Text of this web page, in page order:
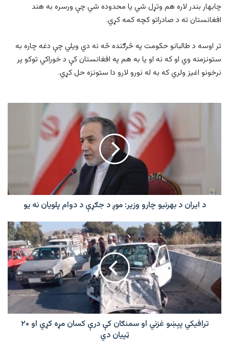
چابهار بندر لاره هم وتړل شي یا محدوده شي چې ورسره به هند
افغانستان ته د صادراتو کچه کمه کړي.
تر اوسه د طالبانو حکومت په څرګنده څه نه دي ويلي چې دغه چاره به
ستونزمنه وي او که نه او يا به هم په افغانستان کې د خوراکي توکو پر
نرخونو اغیز ولري که به له نورو لارو دا ستونزه حل کړي.
جګړې
نه
يو
د ایران د بهرنيو چارو وزیر: موږ د جګړې د دوام پلویان نه يو
ترافیکي
پېښو
غزني
او
سمنګان
کې
درې
کسان
مړه
ترافیکي پېښو غزني او سمنګان کې درې کسان مړه کړي او ۲۰
ټپيان دي